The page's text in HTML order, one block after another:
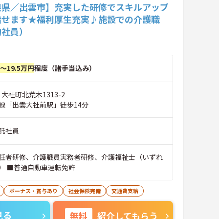
／出雲市】充実した研修でスキルアップ
ます★福利厚生充実♪施設での介護職
員）
19.5万円程度（諸手当込み）
社町北荒木1313-2
「出雲大社前駅」徒歩14分
社員
者研修、介護職員実務者研修、介護福祉士（いずれ
■普通自動車運転免許
ボーナス・賞与あり 社会保険完備 交通費支給
無料 紹介してもらう